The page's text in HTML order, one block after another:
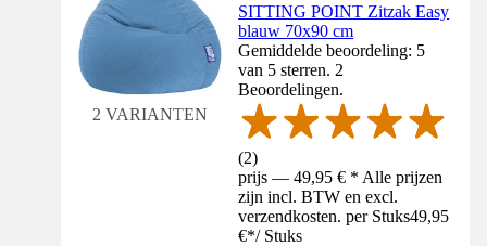
2 VARIANTEN
SITTING POINT Zitzak Easy
blauw 70x90 cm
Gemiddelde beoordeling: 5
van 5 sterren. 2
Beoordelingen.
(2)
prijs — 49,95 € * Alle prijzen
zijn incl. BTW en excl.
verzendkosten. per Stuks49,95
€*/ Stuks